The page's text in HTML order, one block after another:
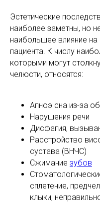
Эстетические
наиболее заметны, но
наибольшее влияние
пациента. К числу
которыми могут
челюсти, относятся:
Апноэ сна из-за
Нарушения речи
Дисфагия,
Расстройство
сустава (ВНЧС)
Сжимание зубов
сплетение,
клыки,